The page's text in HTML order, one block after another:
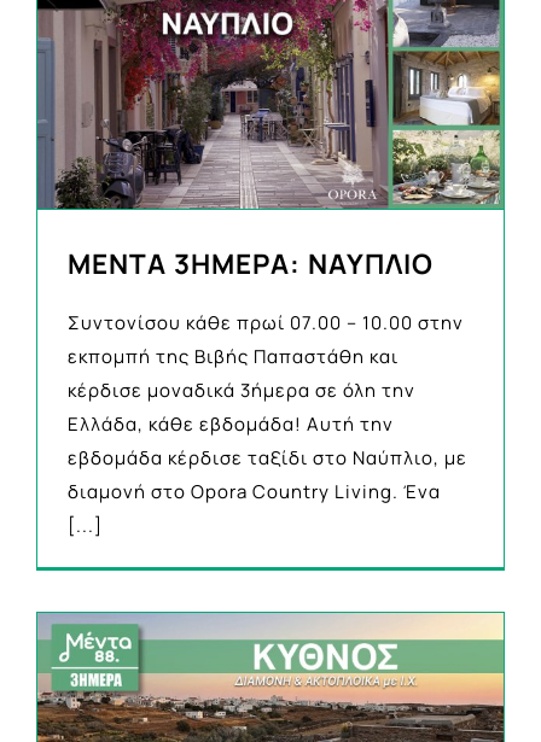
ΜΕΝΤΑ 3ΗΜΕΡΑ: ΝΑΥΠΛΙΟ
Συντονίσου κάθε πρωί 07.00 – 10.00 στην
εκπομπή της Βιβής Παπαστάθη και
κέρδισε μοναδικά 3ήμερα σε όλη την
Ελλάδα, κάθε εβδομάδα! Αυτή την
εβδομάδα κέρδισε ταξίδι στο Ναύπλιο, με
διαμονή στο Opora Country Living. Ένα
[...]